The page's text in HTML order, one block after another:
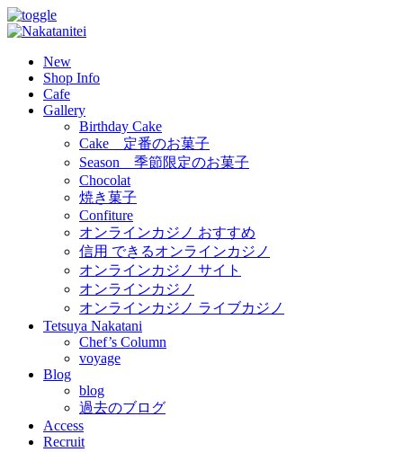
New
Shop Info
Cafe
Gallery
Birthday Cake
Cake 定番のお菓子
Season 季節限定のお菓子
Chocolat
焼き菓子
Confiture
オンラインカジノ おすすめ
信用 できるオンラインカジノ
オンラインカジノ サイト
オンラインカジノ
オンラインカジノ ライブカジノ
Tetsuya Nakatani
Chef’s Column
voyage
Blog
blog
過去のブログ
Access
Recruit